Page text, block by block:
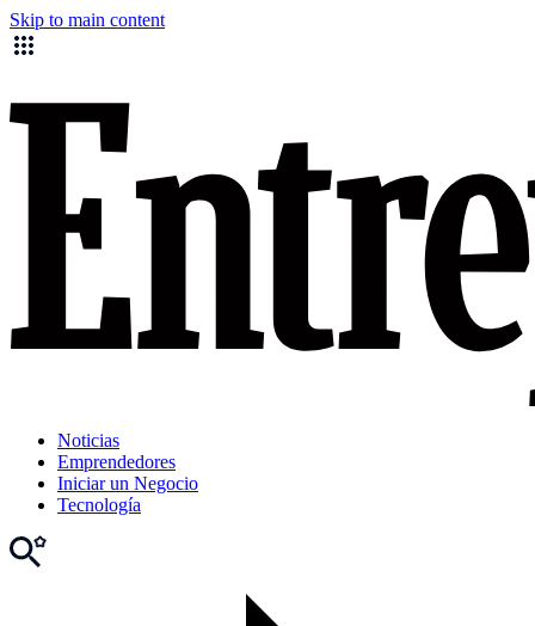
Skip to main content
Noticias
Emprendedores
Iniciar un Negocio
Tecnología